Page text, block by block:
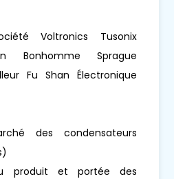
Voltronics Tusonix
Bonhomme Sprague
Fu Shan Électronique
des condensateurs
produit et portée des